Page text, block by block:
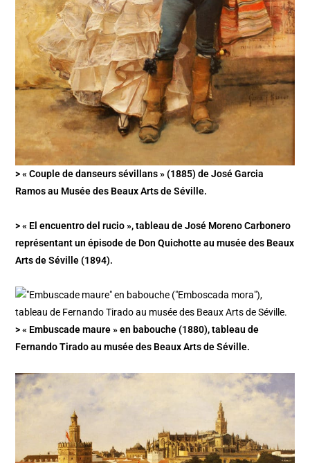
> « Couple de danseurs sévillans » (1885) de José Garcia
Ramos au Musée des Beaux Arts de Séville.
> « El encuentro del rucio », tableau de José Moreno Carbonero
représentant un épisode de Don Quichotte au musée des Beaux
Arts de Séville (1894).
> « Embuscade maure » en babouche (1880), tableau de
Fernando Tirado au musée des Beaux Arts de Séville.